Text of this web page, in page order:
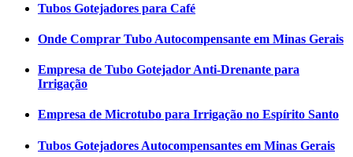
Tubos Gotejadores para Café
Onde Comprar Tubo Autocompensante em Minas Gerais
Empresa de Tubo Gotejador Anti-Drenante para
Irrigação
Empresa de Microtubo para Irrigação no Espírito Santo
Tubos Gotejadores Autocompensantes em Minas Gerais